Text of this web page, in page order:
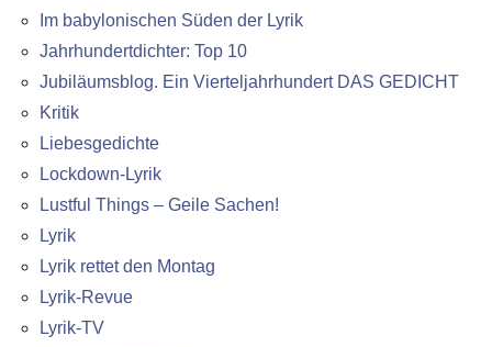
Im babylonischen Süden der Lyrik
Jahrhundertdichter: Top 10
Jubiläumsblog. Ein Vierteljahrhundert DAS GEDICHT
Kritik
Liebesgedichte
Lockdown-Lyrik
Lustful Things – Geile Sachen!
Lyrik
Lyrik rettet den Montag
Lyrik-Revue
Lyrik-TV